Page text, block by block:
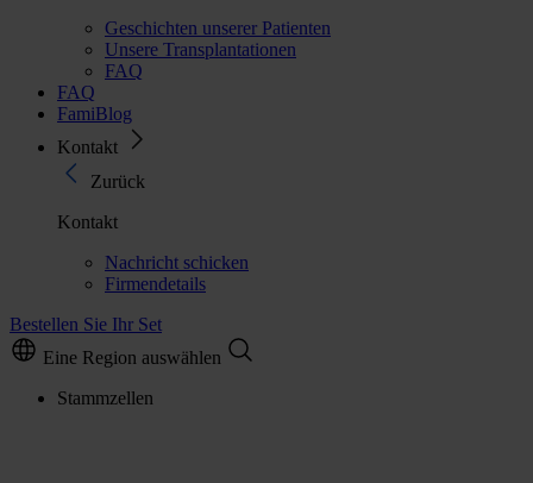
Geschichten unserer Patienten
Unsere Transplantationen
FAQ
FAQ
FamiBlog
Kontakt
Zurück
Kontakt
Nachricht schicken
Firmendetails
Bestellen Sie Ihr Set
Eine Region auswählen
Stammzellen